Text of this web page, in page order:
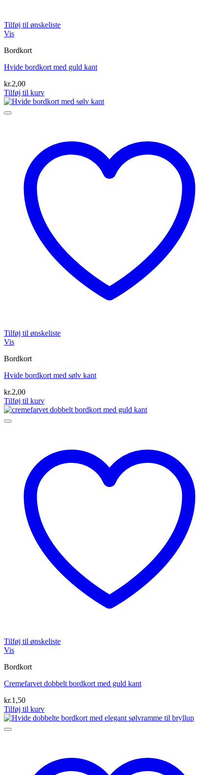
Tilføj til ønskeliste
Vis
Bordkort
Hvide bordkort med guld kant
kr.2,00
Tilføj til kurv
Tilføj til ønskeliste
Vis
Bordkort
Hvide bordkort med sølv kant
kr.2,00
Tilføj til kurv
Tilføj til ønskeliste
Vis
Bordkort
Cremefarvet dobbelt bordkort med guld kant
kr.1,50
Tilføj til kurv